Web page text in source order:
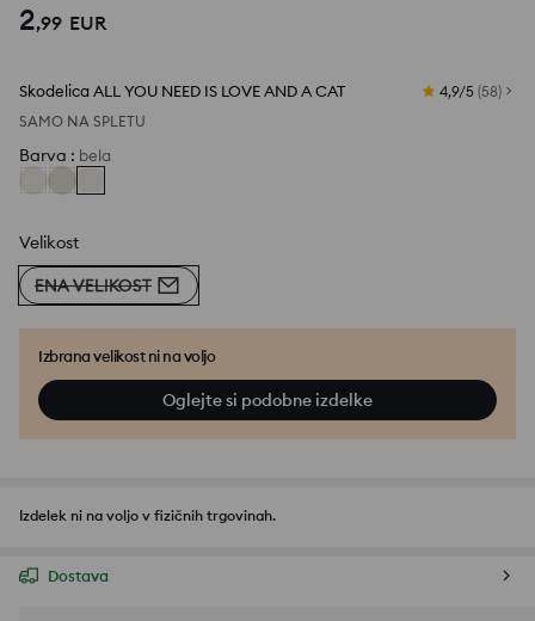
2,99 EUR
Skodelica ALL YOU NEED IS LOVE AND A CAT 4,9/5 (58)
SAMO NA SPLETU
Barva : bela
Velikost
ENA VELIKOST
Izbrana velikost ni na voljo
Oglejte si podobne izdelke
Izdelek ni na voljo v fizičnih trgovinah.
Dostava